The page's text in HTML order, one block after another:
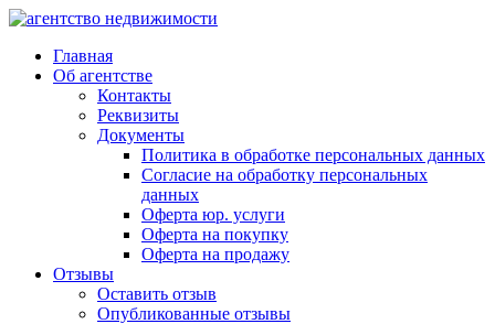
Главная
Об агентстве
Контакты
Реквизиты
Документы
Политика в обработке персональных данных
Согласие на обработку персональных
данных
Оферта юр. услуги
Оферта на покупку
Оферта на продажу
Отзывы
Оставить отзыв
Опубликованные отзывы